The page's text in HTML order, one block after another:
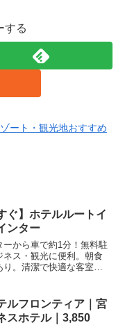
する
ート・観光地おすすめ
ぐ】ホテルルートイ
ンター
ーから車で約1分！無料駐
ネス・観光に便利。朝食
り。清潔で快適な客室で
ルフロンティア｜宮
スホテル｜3,850